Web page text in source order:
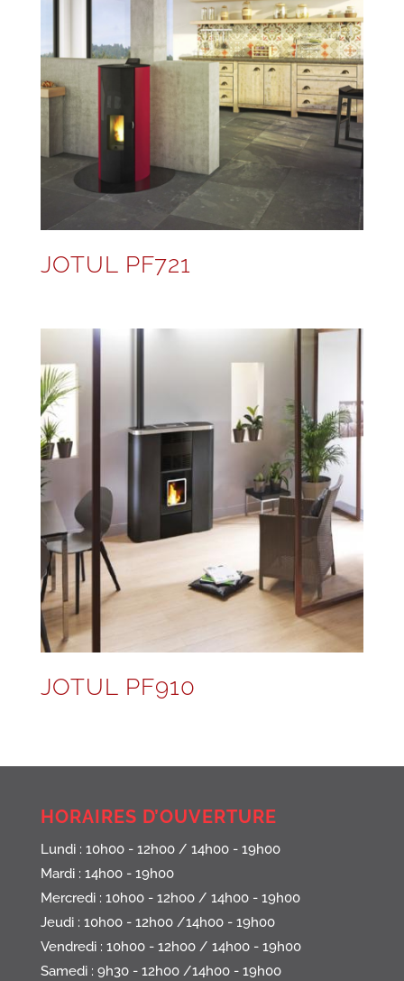
JOTUL PF721
JOTUL PF910
HORAIRES D’OUVERTURE
Lundi : 10h00 - 12h00 / 14h00 - 19h00
Mardi : 14h00 - 19h00
Mercredi : 10h00 - 12h00 / 14h00 - 19h00
Jeudi : 10h00 - 12h00 /14h00 - 19h00
Vendredi : 10h00 - 12h00 / 14h00 - 19h00
Samedi : 9h30 - 12h00 /14h00 - 19h00